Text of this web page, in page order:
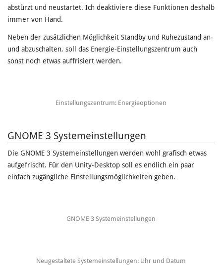
abstürzt und neustartet. Ich deaktiviere diese Funktionen deshalb
immer von Hand.
Neben der zusätzlichen Möglichkeit Standby und Ruhezustand an-
und abzuschalten, soll das Energie-Einstellungszentrum auch
sonst noch etwas auffrisiert werden.
Einstellungszentrum: Energieoptionen
GNOME 3 Systemeinstellungen
Die GNOME 3 Systemeinstellungen werden wohl grafisch etwas
aufgefrischt. Für den Unity-Desktop soll es endlich ein paar
einfach zugängliche Einstellungsmöglichkeiten geben.
GNOME 3 Systemeinstellungen
Neugestaltete Systemeinstellungen: Uhr und Datum